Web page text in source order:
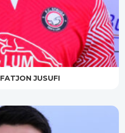
FATJON JUSUFI